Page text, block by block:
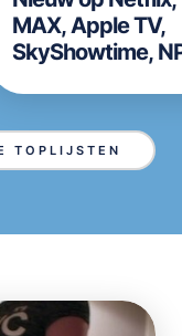
MAX, Apple TV,
SkyShowtime,
Video in week 31
2026
TOPLIJSTEN